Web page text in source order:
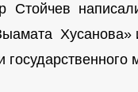
Стойчев